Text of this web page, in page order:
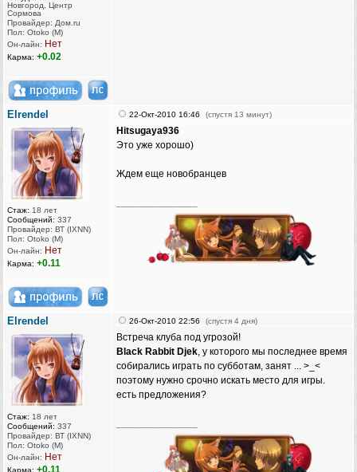
Новгород, Центр
Сормова
Провайдер: Дом.ru
Пол: Otoko (M)
Он-лайн: Нет
Карма: +0.02
Elrendel
Стаж: 18 лет
Сообщений: 337
Провайдер: ВТ (IXNN)
Пол: Otoko (M)
Он-лайн: Нет
Карма: +0.11
22-Окт-2010 16:46 (спустя 13 минут)
Hitsugaya936
Это уже хорошо)
Ждем еще новобранцев
Elrendel
Стаж: 18 лет
Сообщений: 337
Провайдер: ВТ (IXNN)
Пол: Otoko (M)
Он-лайн: Нет
26-Окт-2010 22:56 (спустя 4 дня)
Встреча клуба под угрозой!
Black Rabbit Djek, у которого мы последнее время
собирались играть по субботам, занят ... >_<
поэтому нужно срочно искать место для игры.
есть предложения?